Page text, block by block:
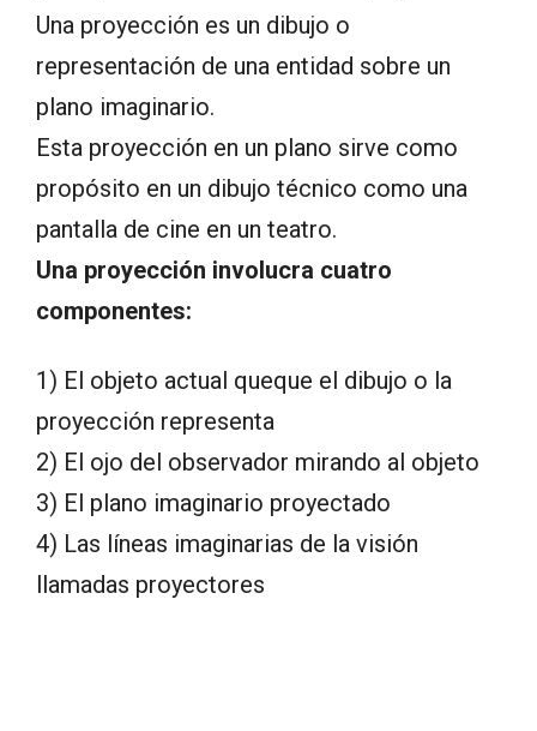
Una proyección es un dibujo o
representación de una entidad sobre un
plano imaginario.
Esta proyección en un plano sirve como
propósito en un dibujo técnico como una
pantalla de cine en un teatro.
Una proyección involucra cuatro
componentes:
1) El objeto actual queque el dibujo o la
proyección representa
2) El ojo del observador mirando al objeto
3) El plano imaginario proyectado
4) Las líneas imaginarias de la visión
llamadas proyectores